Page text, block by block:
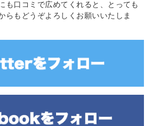
も口コミで広めてくれると、とっても
らもどうぞよろしくお願いいたしま